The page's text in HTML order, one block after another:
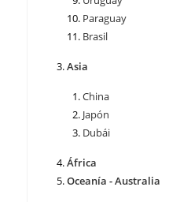
Paraguay
Brasil
Asia
China
Japón
Dubái
África
Oceanía - Australia